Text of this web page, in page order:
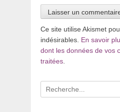
Ce site utilise Akismet
indésirables. En savoir
dont les données de vos
traitées
Recherche
pour